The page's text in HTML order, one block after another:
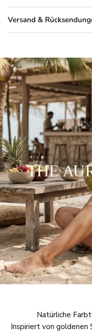
Versand &
THE
Natürliche
Inspiriert von goldenen